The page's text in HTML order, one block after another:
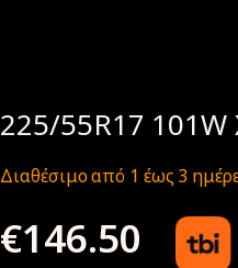
225/55R17 101W
Διαθέσιμο από 1 έως 3
€146.50